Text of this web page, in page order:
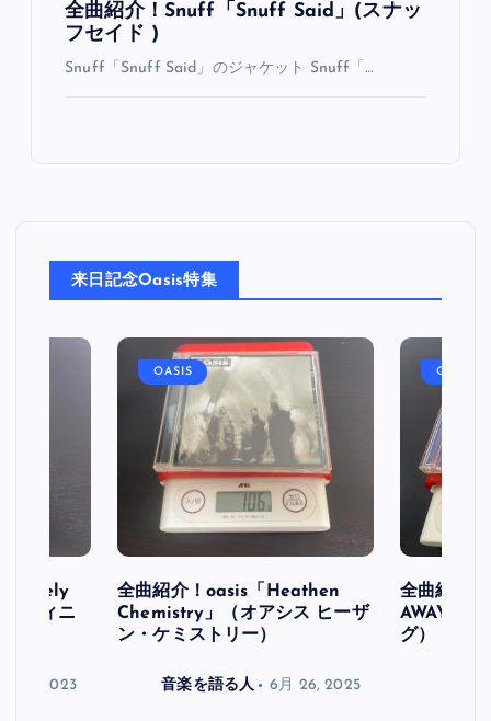
全曲紹介！Snuff「Snuff Said」(スナッ
フセイド )
Snuff「Snuff Said」のジャケット Snuff「…
来日記念Oasis特集
フィニ
30, 2023
OASIS
全曲紹介！oasis「Heathen
Chemistry」（オアシス ヒーザ
ン・ケミストリー）
音楽を語る人 6月 26, 2025
OASIS
全曲紹介
AWAY」
グ）